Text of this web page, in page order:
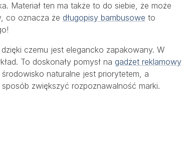
Materiał ten ma także to do siebie, że może
co oznacza że długopisy bambusowe to
czemu jest elegancko zapakowany. W
To doskonały pomysł na gadżet reklamowy
naturalne jest priorytetem, a
zwiększyć rozpoznawalność marki.